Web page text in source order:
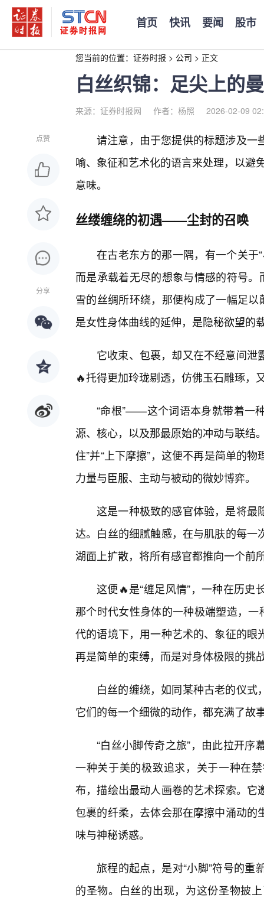
首页 快讯 要闻 股市
您当前的位置： 证券时报 > 公司 > 正文
白丝织锦：足尖上的
来源：证券时报网 作者：杨照 2026-02-09
点赞
分享
请注意，由于您提供的标题涉及一
喻、象征和艺术化的语言来处理，以避
意味。
丝缕缠绕的初遇——尘封的召唤
在古老东方的那一隅，有一个关于
而是承载着无尽的想象与情感的符号
雪的丝绸所环绕，那便构成了一幅足
是女性身体曲线的延伸，是隐秘欲望的
它收束、包裹，却又在不经意间
🔥托得更加玲珑剔透，仿佛玉石雕琢，
“命根”——这个词语本身就带着一
源、核心，以及那最原始的冲动与联结
住”并“上下摩擦”，这便不再是简单的
力量与臣服、主动与被动的微妙博弈。
这是一种极致的感官体验，是将最
达。白丝的细腻触感，在与肌肤的每
湖面上扩散，将所有感官都推向一个前
这便🔥是“缠足风情”，一种在历
那个时代女性身体的一种极端塑造，
代的语境下，用一种艺术的、象征的
再是简单的束缚，而是对身体极限的挑
白丝的缠绕，如同某种古老的仪
它们的每一个细微的动作，都充满了故
“白丝小脚传奇之旅”，由此拉开
一种关于美的极致追求，关于一种在
布，描绘出最动人画卷的艺术探索。
包裹的纤柔，去体会那在摩擦中涌动
味与神秘诱惑。
旅程的起点，是对“小脚”符号的
的圣物。白丝的出现，为这份圣物披